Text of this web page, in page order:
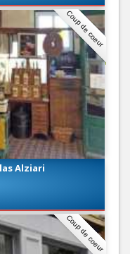
Coup de coeur
Alziari
Coup de coeur